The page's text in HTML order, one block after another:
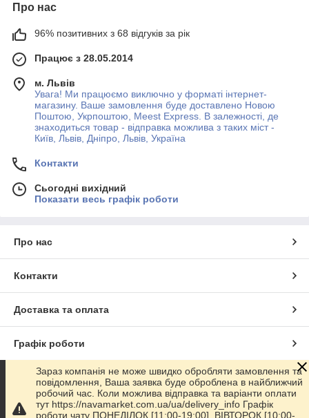
Про нас
96% позитивних з 68 відгуків за рік
Працює з 28.05.2014
м. Львів
Увага! Ми працюємо виключно у форматі інтернет-
магазину. Ваше замовлення буде доставлено Новою
Поштою, Укрпоштою, Meest Express. В залежності, де
знаходиться товар - відправка можлива з таких міст -
Київ, Львів, Дніпро, Львів, Україна
Контакти
Сьогодні вихідний
Показати весь графік роботи
Про нас
Контакти
Доставка та оплата
Графік роботи
Повна версія сайту
Сайт створено на маркетплейсіProm.ua
Зараз компанія не може швидко обробляти замовлення та
повідомлення, Ваша заявка буде оброблена в найближчий
робочий час. Коли можлива відправка та варіанти оплати
тут https://navamarket.com.ua/ua/delivery_info Графік
роботи чату ПОНЕДІЛОК [11:00-19:00], ВІВТОРОК [10:00-